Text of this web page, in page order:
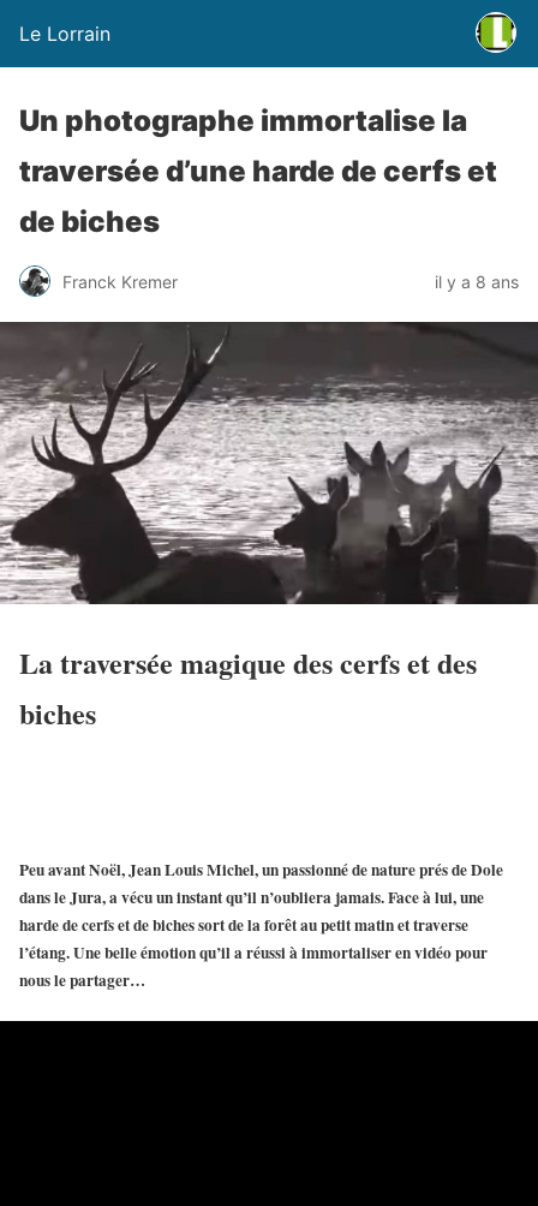
Le Lorrain
Un photographe immortalise la
traversée d’une harde de cerfs et
de biches
Franck Kremer il y a 8 ans
La traversée magique des cerfs et des
biches
Peu avant Noël, Jean Louis Michel, un passionné de nature prés de Dole
dans le Jura, a vécu un instant qu’il n’oubliera jamais. Face à lui, une
harde de cerfs et de biches sort de la forêt au petit matin et traverse
l’étang. Une belle émotion qu’il a réussi à immortaliser en vidéo pour
nous le partager…